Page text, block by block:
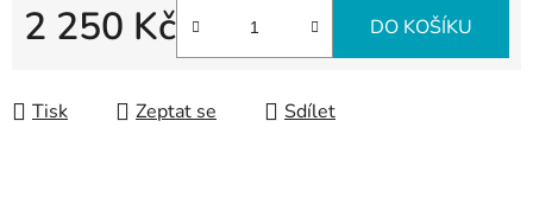
2 250 Kč DO KOŠÍKU
Tisk Zeptat se Sdílet